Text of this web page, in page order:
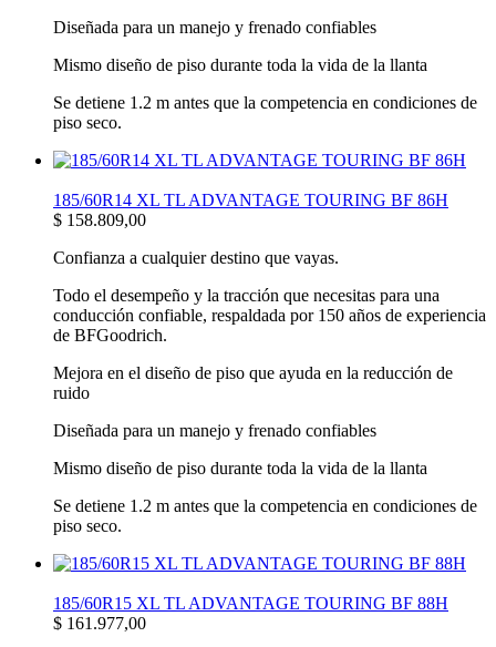
Diseñada para un manejo y frenado confiables
Mismo diseño de piso durante toda la vida de la llanta
Se detiene 1.2 m antes que la competencia en condiciones de
piso seco.
185/60R14 XL TL ADVANTAGE TOURING BF 86H
$ 158.809,00
Confianza a cualquier destino que vayas.
Todo el desempeño y la tracción que necesitas para una
conducción confiable, respaldada por 150 años de experiencia
de BFGoodrich.
Mejora en el diseño de piso que ayuda en la reducción de
ruido
Diseñada para un manejo y frenado confiables
Mismo diseño de piso durante toda la vida de la llanta
Se detiene 1.2 m antes que la competencia en condiciones de
piso seco.
185/60R15 XL TL ADVANTAGE TOURING BF 88H
$ 161.977,00